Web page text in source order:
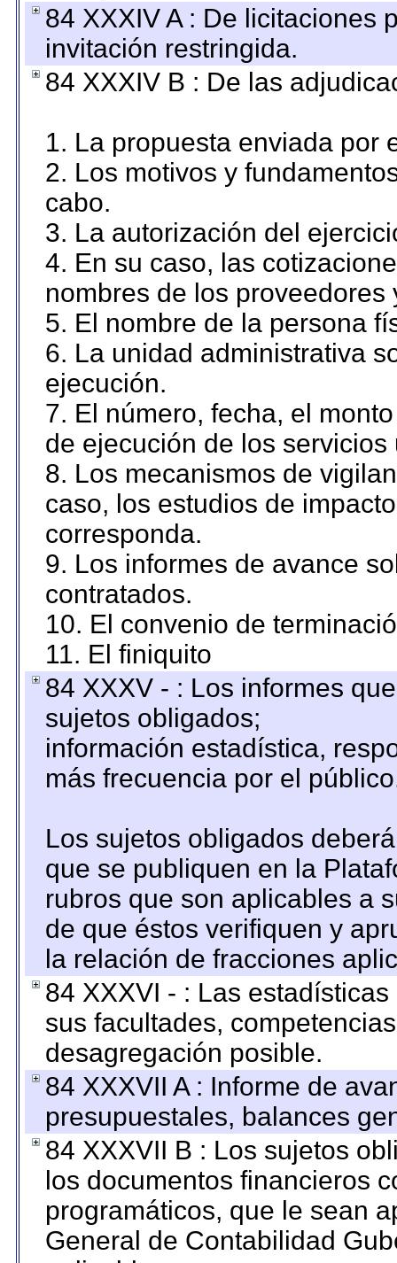
84 XXXIV A : De licitaciones
invitación restringida.
84 XXXIV B : De las
1. La propuesta enviada por
2. Los motivos y
cabo.
3. La autorización del
4. En su caso, las
nombres de los proveedores
5. El nombre de la persona
6. La unidad administrativa
ejecución.
7. El número, fecha, el
de ejecución de los servicios
8. Los mecanismos de
caso, los estudios de
corresponda.
9. Los informes de avance
contratados.
10. El convenio de
11. El finiquito
84 XXXV - : Los informes
sujetos obligados;
información estadística,
más frecuencia por el
Los sujetos obligados
que se publiquen en la
rubros que son aplicables a
de que éstos verifiquen y
la relación de fracciones
84 XXXVI - : Las
sus facultades,
desagregación posible.
84 XXXVII A : Informe de
presupuestales, balances
84 XXXVII B : Los sujetos
los documentos financieros
programáticos, que le sean
General de Contabilidad